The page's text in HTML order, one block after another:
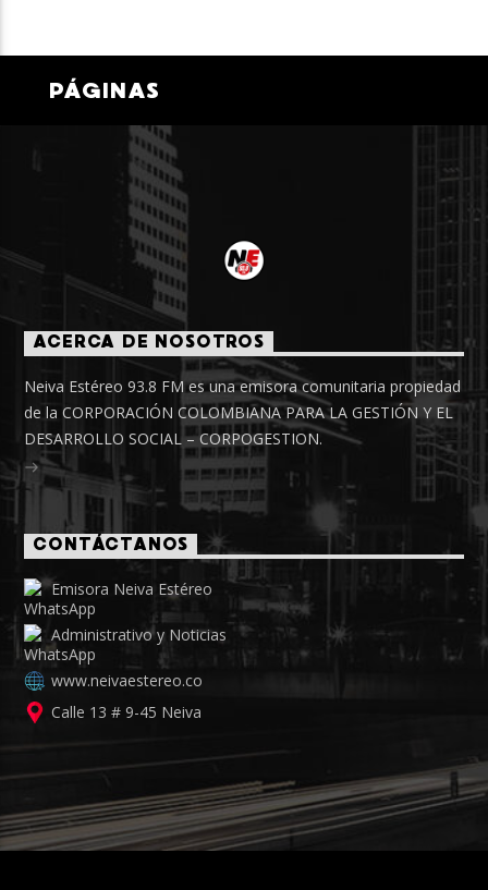
PÁGINAS
ACERCA DE NOSOTROS
Neiva Estéreo 93.8 FM es una emisora comunitaria propiedad
de la CORPORACIÓN COLOMBIANA PARA LA GESTIÓN Y EL
DESARROLLO SOCIAL – CORPOGESTION.
CONTÁCTANOS
Emisora Neiva Estéreo
Administrativo y Noticias
www.neivaestereo.co
Calle 13 # 9-45 Neiva